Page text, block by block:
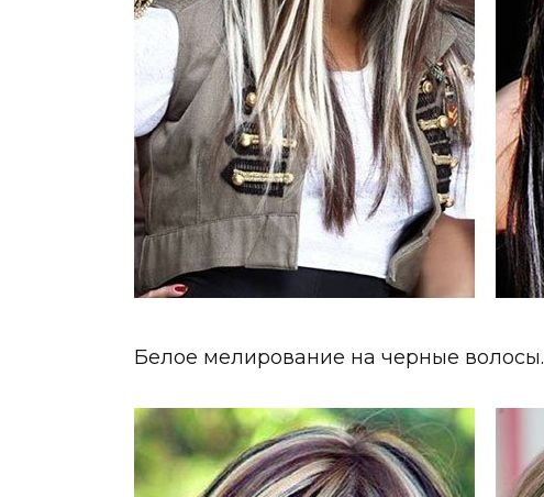
Белое мелирование на черные волосы.